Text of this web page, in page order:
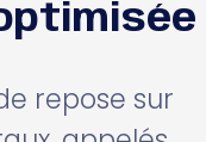
repose sur